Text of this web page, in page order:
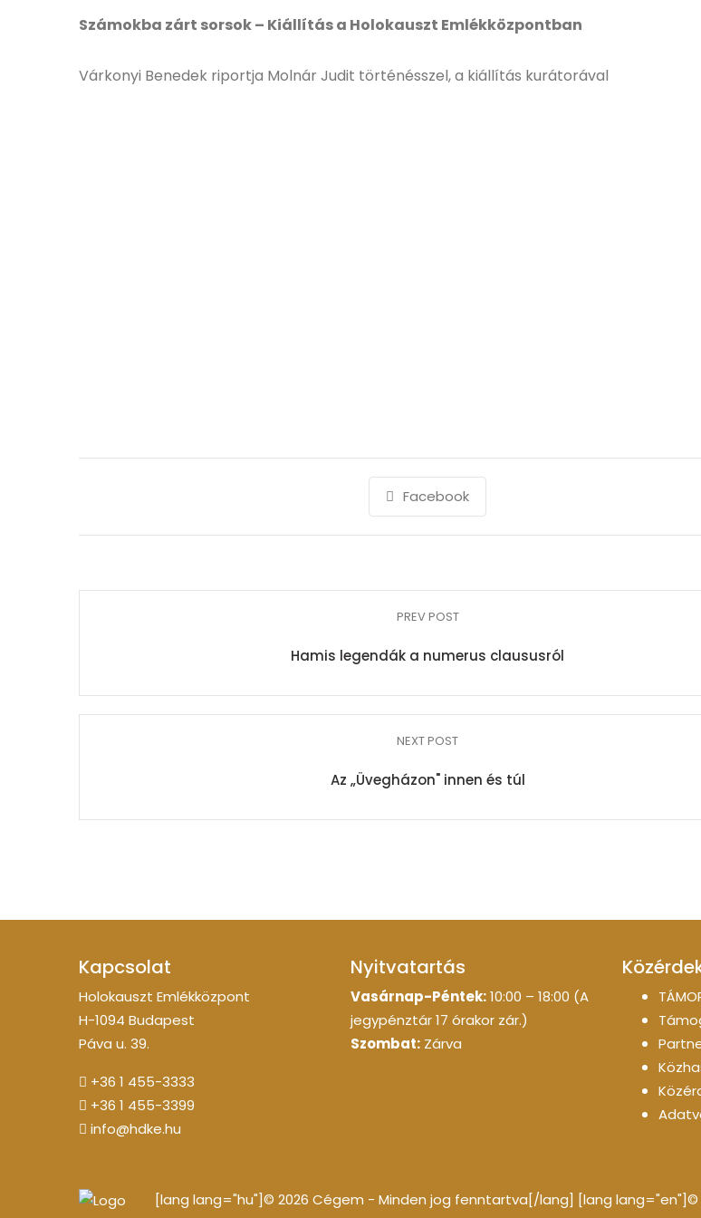
Számokba zárt sorsok – Kiállítás a Holokauszt Emlékközpontban
Várkonyi Benedek riportja Molnár Judit történésszel, a kiállítás kurátorával
Facebook
PREV POST
Hamis legendák a numerus claususról
NEXT POST
Az „Üvegházon" innen és túl
Kapcsolat
Holokauszt Emlékközpont
H-1094 Budapest
Páva u. 39.
+36 1 455-3333
+36 1 455-3399
info@hdke.hu
Nyitvatartás
Vasárnap-Péntek:10:00 – 18:00 (A
jegypénztár 17 órakor zár.)
Szombat: Zárva
[lang lang="hu"]© 2026 Cégem - Minden jog fenntartva[/lang] [lang